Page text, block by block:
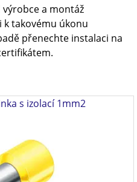
a montáž
k takovému úkonu
přenechte instalaci na
s izolací 1mm2